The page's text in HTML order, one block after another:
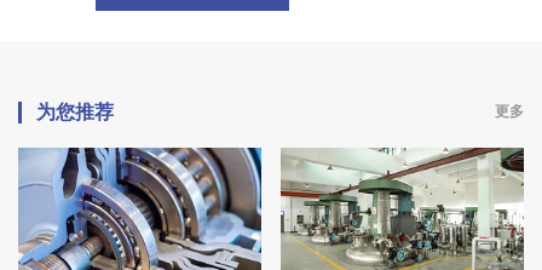
为您推荐 更多